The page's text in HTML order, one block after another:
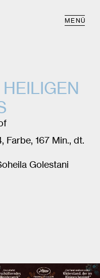
MENÜ
Farbe, 167 Min., dt.
Golestani